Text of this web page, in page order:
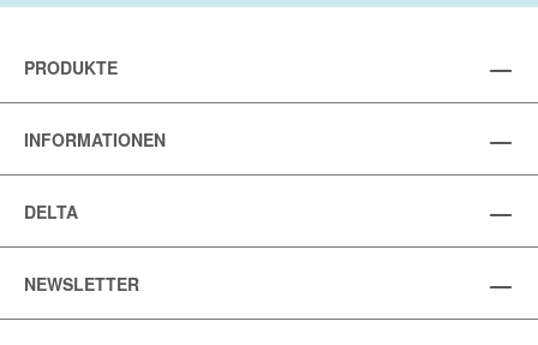
PRODUKTE
INFORMATIONEN
DELTA
NEWSLETTER